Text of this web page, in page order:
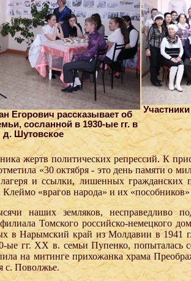
Егорович рассказывает об
сосланной в 1930-ые гг. в
д. Шутовское
жертв политических репрессий. К
«30 октября - это день памяти о
и ссылки, лишенных гражданских
«врагов народа» и их «пособников»
наших земляков, несправедливо
Томского российско-немецкого
Нарымский край из Молдавии в 1941 г.,
ые гг. XXв. семьи Пупенко, попыталась
на митинге прихожанка храма
с. Поволжье.